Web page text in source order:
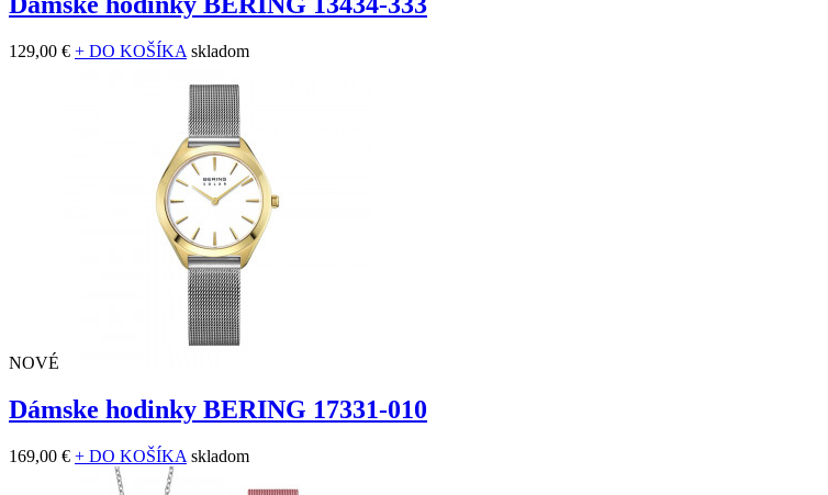
129,00 € + DO KOŠÍKA skladom
NOVÉ
Dámske hodinky BERING 17331-010
169,00 € + DO KOŠÍKA skladom